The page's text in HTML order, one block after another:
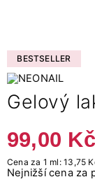
BESTSELLER
Gelový
99,00 Kč
Cena za 1 ml: 13,75
Nejnižší cena za